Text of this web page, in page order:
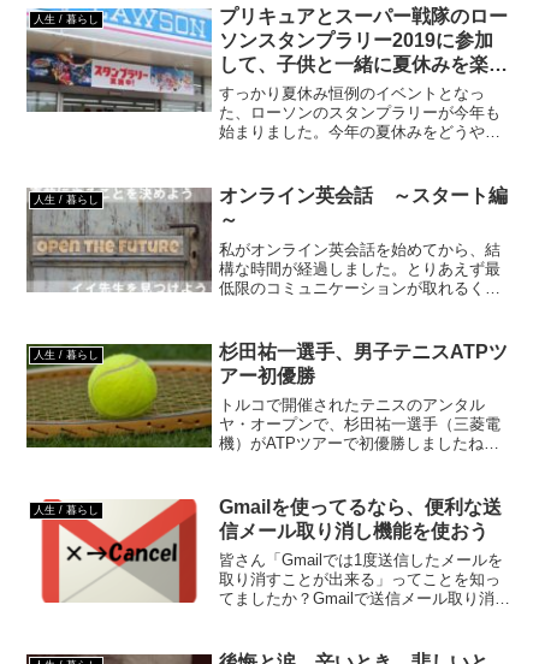
メリットは様々な経験を積むことが出来
たりだと思いますが、前の...
人生 / 暮らし
プリキュアとスーパー戦隊のロー
ソンスタンプラリー2019に参加
して、子供と一緒に夏休みを楽し
く過ごそう！
すっかり夏休み恒例のイベントとなっ
た、ローソンのスタンプラリーが今年も
始まりました。今年の夏休みをどうやっ
よ。我が家は今回も子供と一緒に参加し
て楽しんでます(^^)ロー...
人生 / 暮らし
オンライン英会話 ～スタート編
～
私がオンライン英会話を始めてから、結
構な時間が経過しました。とりあえず最
低限のコミュニケーションが取れるくら
した。その頃の英語力はTOEICでいうと
400点台後半くらい...
人生 / 暮らし
杉田祐一選手、男子テニスATPツ
アー初優勝
トルコで開催されたテニスのアンタル
ヤ・オープンで、杉田祐一選手（三菱電
機）がATPツアーで初優勝しましたね。
での優勝は日本人初だそうです。杉田祐
一選手、ATPツアー初...
人生 / 暮らし
Gmailを使ってるなら、便利な送
信メール取り消し機能を使おう
皆さん「Gmailでは1度送信したメールを
取り消すことが出来る」ってことを知っ
てましたか？Gmailで送信メール取り消し
すが、ついつい慌ただしくメールを書い